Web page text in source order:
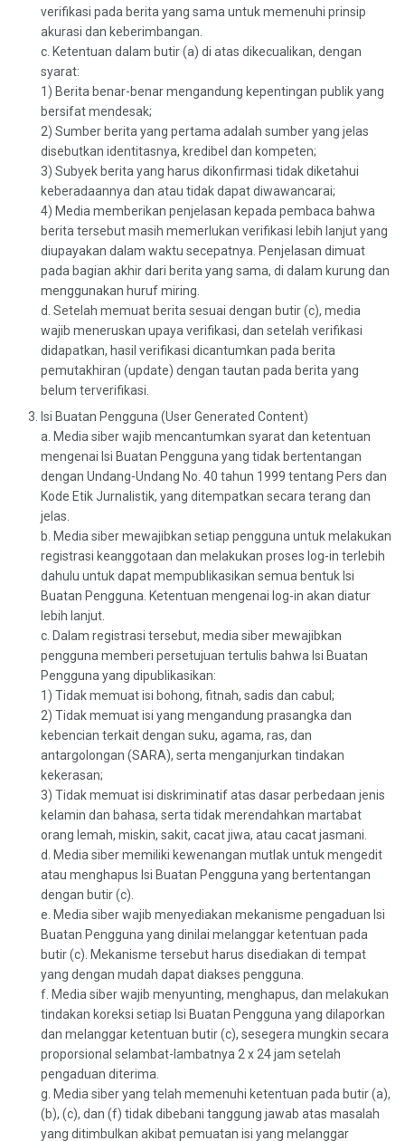
verifikasi pada berita yang sama untuk memenuhi prinsip
akurasi dan keberimbangan.
c. Ketentuan dalam butir (a) di atas dikecualikan, dengan
syarat:
1) Berita benar-benar mengandung kepentingan publik yang
bersifat mendesak;
2) Sumber berita yang pertama adalah sumber yang jelas
disebutkan identitasnya, kredibel dan kompeten;
3) Subyek berita yang harus dikonfirmasi tidak diketahui
keberadaannya dan atau tidak dapat diwawancarai;
4) Media memberikan penjelasan kepada pembaca bahwa
berita tersebut masih memerlukan verifikasi lebih lanjut yang
diupayakan dalam waktu secepatnya. Penjelasan dimuat
pada bagian akhir dari berita yang sama, di dalam kurung dan
menggunakan huruf miring.
d. Setelah memuat berita sesuai dengan butir (c), media
wajib meneruskan upaya verifikasi, dan setelah verifikasi
didapatkan, hasil verifikasi dicantumkan pada berita
pemutakhiran (update) dengan tautan pada berita yang
belum terverifikasi.
Isi Buatan Pengguna (User Generated Content)
a. Media siber wajib mencantumkan syarat dan ketentuan
mengenai Isi Buatan Pengguna yang tidak bertentangan
dengan Undang-Undang No. 40 tahun 1999 tentang Pers dan
Kode Etik Jurnalistik, yang ditempatkan secara terang dan
jelas.
b. Media siber mewajibkan setiap pengguna untuk melakukan
registrasi keanggotaan dan melakukan proses log-in terlebih
dahulu untuk dapat mempublikasikan semua bentuk Isi
Buatan Pengguna. Ketentuan mengenai log-in akan diatur
lebih lanjut.
c. Dalam registrasi tersebut, media siber mewajibkan
pengguna memberi persetujuan tertulis bahwa Isi Buatan
Pengguna yang dipublikasikan:
1) Tidak memuat isi bohong, fitnah, sadis dan cabul;
2) Tidak memuat isi yang mengandung prasangka dan
kebencian terkait dengan suku, agama, ras, dan
antargolongan (SARA), serta menganjurkan tindakan
kekerasan;
3) Tidak memuat isi diskriminatif atas dasar perbedaan jenis
kelamin dan bahasa, serta tidak merendahkan martabat
orang lemah, miskin, sakit, cacat jiwa, atau cacat jasmani.
d. Media siber memiliki kewenangan mutlak untuk mengedit
atau menghapus Isi Buatan Pengguna yang bertentangan
dengan butir (c).
e. Media siber wajib menyediakan mekanisme pengaduan Isi
Buatan Pengguna yang dinilai melanggar ketentuan pada
butir (c). Mekanisme tersebut harus disediakan di tempat
yang dengan mudah dapat diakses pengguna.
f. Media siber wajib menyunting, menghapus, dan melakukan
tindakan koreksi setiap Isi Buatan Pengguna yang dilaporkan
dan melanggar ketentuan butir (c), sesegera mungkin secara
proporsional selambat-lambatnya 2 x 24 jam setelah
pengaduan diterima.
g. Media siber yang telah memenuhi ketentuan pada butir (a),
(b), (c), dan (f) tidak dibebani tanggung jawab atas masalah
yang ditimbulkan akibat pemuatan isi yang melanggar